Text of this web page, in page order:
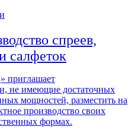
спреев,
салфеток
не имеющие достаточных
мощностей, разместить на
производство своих
формах.